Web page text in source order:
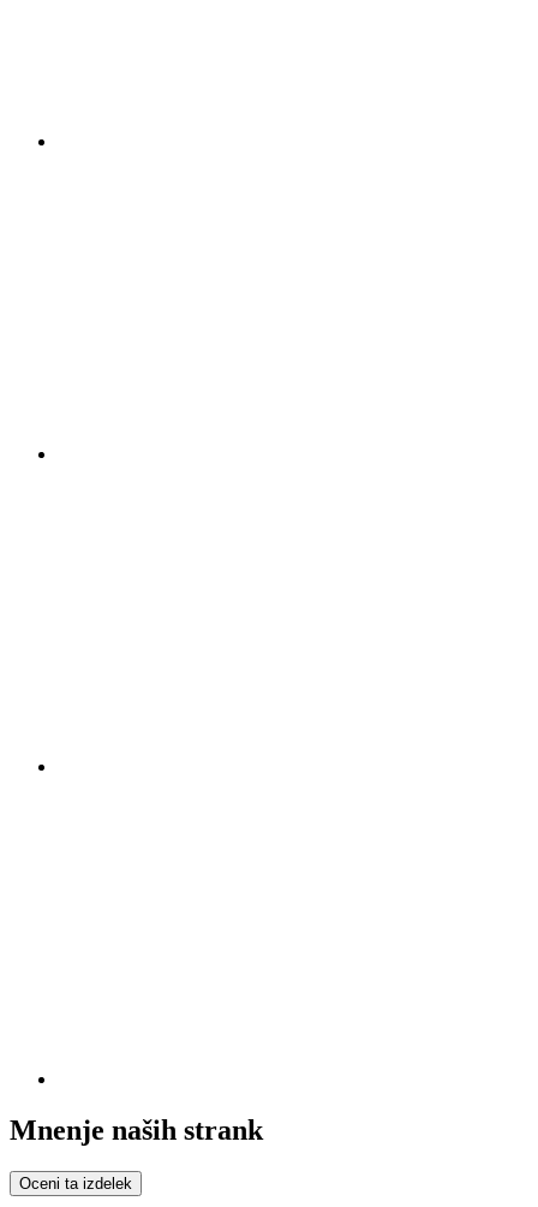
Mnenje naših strank
Oceni ta izdelek